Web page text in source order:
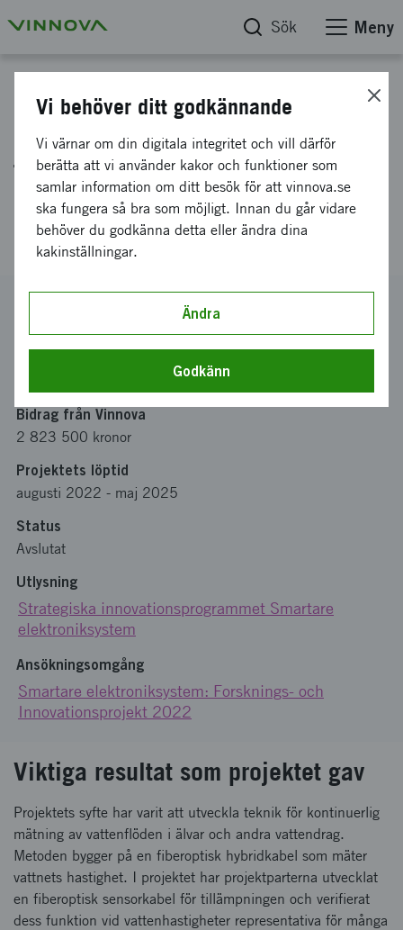
Sök Meny
Ny energieffektiv sensorteknik
för kontinuerlig flödesmätning
med en innovativ fiberoptisk
hybridkabel
RISE Research Institutes of Sweden AB
Bidrag från Vinnova
2 823 500 kronor
Projektets löptid
augusti 2022 - maj 2025
Status
Avslutat
Utlysning
Strategiska innovationsprogrammet Smartare
elektroniksystem
Ansökningsomgång
Smartare elektroniksystem: Forsknings- och
Innovationsprojekt 2022
Viktiga resultat som projektet gav
Projektets syfte har varit att utveckla teknik för kontinuerlig
mätning av vattenflöden i älvar och andra vattendrag.
Metoden bygger på en fiberoptisk hybridkabel som mäter
vattnets hastighet. I projektet har projektparterna utvecklat
en fiberoptisk sensorkabel för tillämpningen och verifierat
dess funktion vid vattenhastigheter representativa för många
Vi behöver ditt godkännande
Vi värnar om din digitala integritet och vill därför
berätta att vi använder kakor och funktioner som
samlar information om ditt besök för att vinnova.se
ska fungera så bra som möjligt. Innan du går vidare
behöver du godkänna detta eller ändra dina
kakinställningar.
Ändra
Godkänn